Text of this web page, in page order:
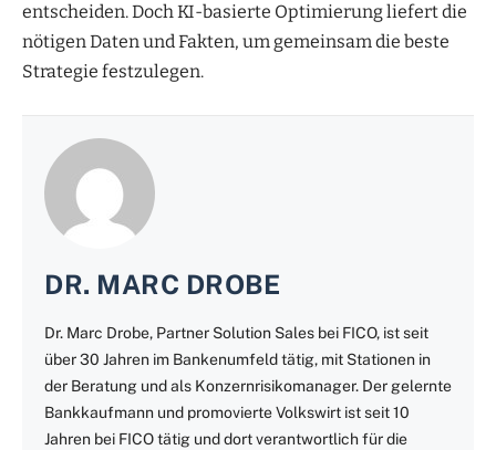
entscheiden. Doch KI-basierte Optimierung liefert die
nötigen Daten und Fakten, um gemeinsam die beste
Strategie festzulegen.
DR. MARC DROBE
Dr. Marc Drobe, Partner Solution Sales bei FICO, ist seit
über 30 Jahren im Bankenumfeld tätig, mit Stationen in
der Beratung und als Konzernrisikomanager. Der gelernte
Bankkaufmann und promovierte Volkswirt ist seit 10
Jahren bei FICO tätig und dort verantwortlich für die